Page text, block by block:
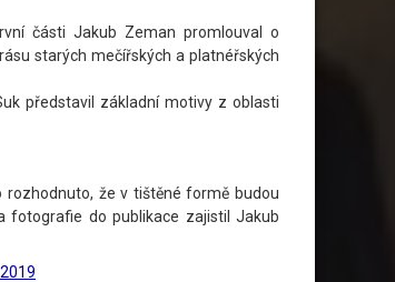
části Jakub Zeman promlouval o
starých mečířských a platnéřských
představil základní motivy z oblasti
rozhodnuto, že v tištěné formě budou
fotografie do publikace zajistil Jakub